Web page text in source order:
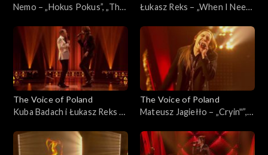
Nemo – „Hokus Pokus”, „The
listopada 2025
Łukasz Reks – „When I Need
Finał, 29 listopada 2025
The Voice of Poland
Kuba Badach i Łukasz Reks –
Poland”, Finał, 29 listopada
2025
The Voice of Poland
Mateusz Jagiełło – „Cryin''”,
29 listopada 2025